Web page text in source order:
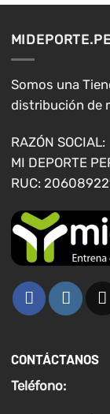
múltiples
Las
opciones
se
elegir
la
página
de
MIDEPORTE.PE
Somos una
distribución de
RAZÓN SOCIAL:
MI DEPORTE
RUC:
CONTÁCTANOS
Teléfono: